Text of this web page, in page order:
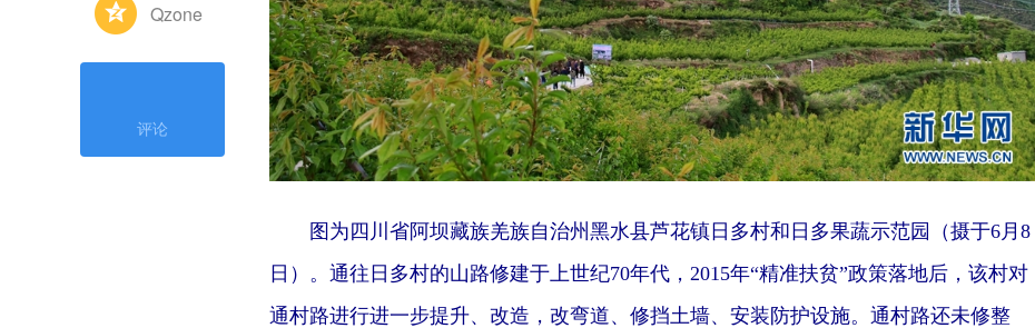
Qzone
评论
图为四川省阿坝藏族羌族自治州黑水县芦花镇日多村和日多果蔬示范园（摄于6月8
日）。通往日多村的山路修建于上世纪70年代，2015年“精准扶贫”政策落地后，该村对
通村路进行进一步提升、改造，改弯道、修挡土墙、安装防护设施。通村路还未修整